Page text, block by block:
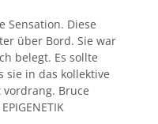
Sensation. Diese
über Bord. Sie war
belegt. Es sollte
sie in das kollektive
Bruce